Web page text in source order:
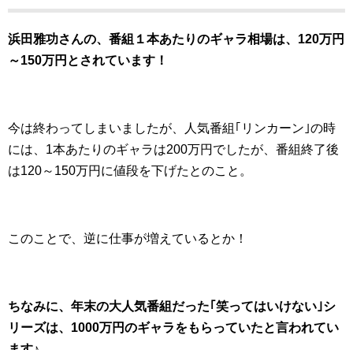
浜田雅功さんの、番組１本あたりのギャラ相場は、120万円
～150万円とされています！
今は終わってしまいましたが、人気番組｢リンカーン｣の時
には、1本あたりのギャラは200万円でしたが、番組終了後
は120～150万円に値段を下げたとのこと。
このことで、逆に仕事が増えているとか！
ちなみに、年末の大人気番組だった｢笑ってはいけない｣シ
リーズは、1000万円のギャラをもらっていたと言われてい